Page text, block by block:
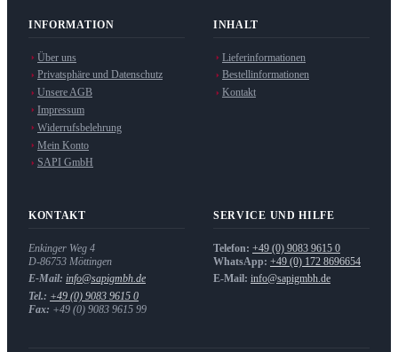
INFORMATION
Über uns
Privatsphäre und Datenschutz
Unsere AGB
Impressum
Widerrufsbelehrung
Mein Konto
SAPI GmbH
INHALT
Lieferinformationen
Bestellinformationen
Kontakt
KONTAKT
Enkinger Weg 4
D-86753 Möttingen
E-Mail: info@sapigmbh.de
Tel.: +49 (0) 9083 9615 0
Fax: +49 (0) 9083 9615 99
SERVICE UND HILFE
Telefon: +49 (0) 9083 9615 0
WhatsApp: +49 (0) 172 8696654
E-Mail: info@sapigmbh.de